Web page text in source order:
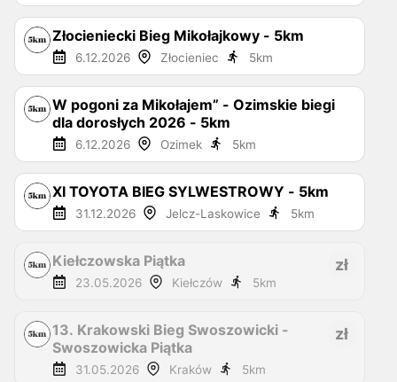
Złocieniecki Bieg Mikołajkowy - 5km
6.12.2026 Złocieniec 5km
W pogoni za Mikołajem” - Ozimskie biegi
dla dorosłych 2026 - 5km
6.12.2026 Ozimek 5km
XI TOYOTA BIEG SYLWESTROWY - 5km
31.12.2026 Jelcz-Laskowice 5km
Kiełczowska Piątka
23.05.2026 Kiełczów 5km
zł
13. Krakowski Bieg Swoszowicki -
Swoszowicka Piątka
31.05.2026 Kraków 5km
zł